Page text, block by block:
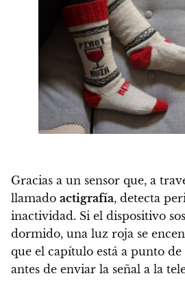
Gracias a un sensor que, a
llamado actigrafía, detecta
inactividad. Si el dispositivo
dormido, una luz roja se
que el capítulo está a punto de
antes de enviar la señal a la